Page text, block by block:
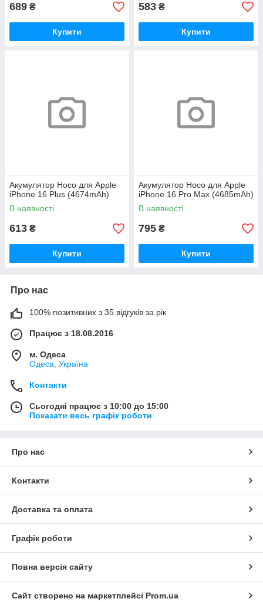
689 ₴
Купити
583 ₴
Купити
Акумулятор Hoco для Apple
iPhone 16 Plus (4674mAh)
В наявності
613 ₴
Купити
Акумулятор Hoco для Apple
iPhone 16 Pro Max (4685mAh)
В наявності
795 ₴
Купити
Про нас
100% позитивних з 35 відгуків за рік
Працює з 18.08.2016
м. Одеса
Одеса, Україна
Контакти
Сьогодні працює з 10:00 до 15:00
Показати весь графік роботи
Про нас
Контакти
Доставка та оплата
Графік роботи
Повна версія сайту
Сайт створено на маркетплейсі Prom.ua